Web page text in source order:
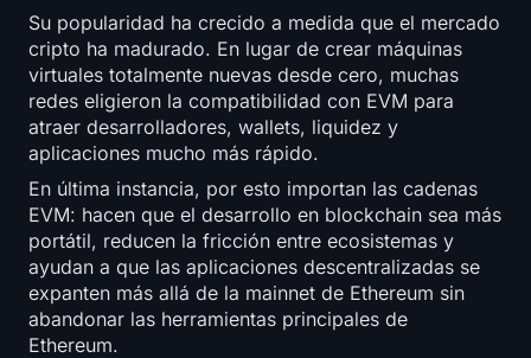
Su popularidad ha crecido a medida que el mercado
cripto ha madurado. En lugar de crear máquinas
virtuales totalmente nuevas desde cero, muchas
redes eligieron la compatibilidad con EVM para
atraer desarrolladores, wallets, liquidez y
aplicaciones mucho más rápido.
En última instancia, por esto importan las cadenas
EVM: hacen que el desarrollo en blockchain sea más
portátil, reducen la fricción entre ecosistemas y
ayudan a que las aplicaciones descentralizadas se
expanten más allá de la mainnet de Ethereum sin
abandonar las herramientas principales de
Ethereum.